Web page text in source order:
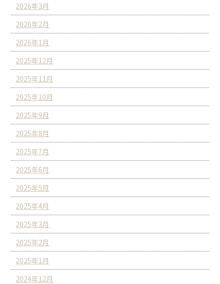
2026年3月
2026年2月
2026年1月
2025年12月
2025年11月
2025年10月
2025年9月
2025年8月
2025年7月
2025年6月
2025年5月
2025年4月
2025年3月
2025年2月
2025年1月
2024年12月